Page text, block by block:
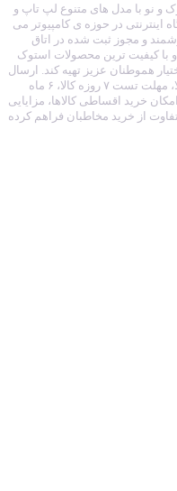
و نو با مدل های متنوع لپ تاپ و
اینترنتی در حوزه ی کامپیوتر می
و مجوز ثبت شده در اتاق
، بهترین و با کیفیت ترین محصولات استوک
هموطنان عزیز تهیه کند. ارسال
فوری به سراسر کشور، ضمانت اصل بودن کالا، مهلت تست ۷ روزه کالا، ۶ ماه
خرید اقساطی کالاها، مزایایی
از خرید مخاطبان فراهم کرده